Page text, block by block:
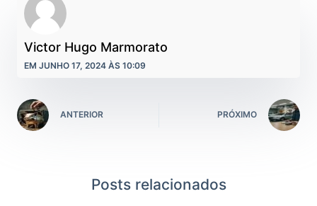
Victor Hugo Marmorato
EM JUNHO 17, 2024 ÀS 10:09
ANTERIOR PRÓXIMO
Posts relacionados